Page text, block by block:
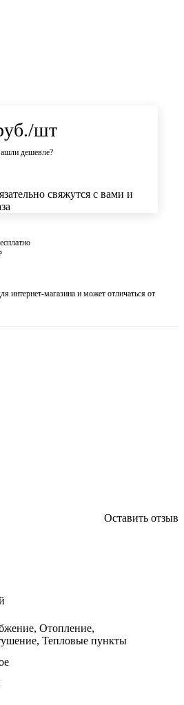
/шт
дешевле?
свяжутся с вами и
интернет-магазина и может отличаться от
Оставить отзыв
Отопление,
Тепловые пункты